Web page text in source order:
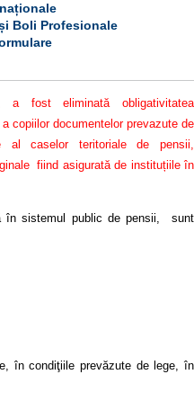
Boli Profesionale
a fost eliminată obligativitatea
copiilor documentelor prevazute de
al caselor teritoriale de pensii,
fiind asigurată de instituțiile în
în sistemul public de pensii, sunt
în condiţiile prevăzute de lege, în